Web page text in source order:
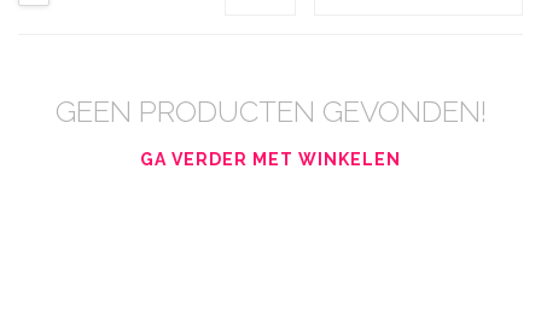
GEEN PRODUCTEN GEVONDEN!
GA VERDER MET WINKELEN